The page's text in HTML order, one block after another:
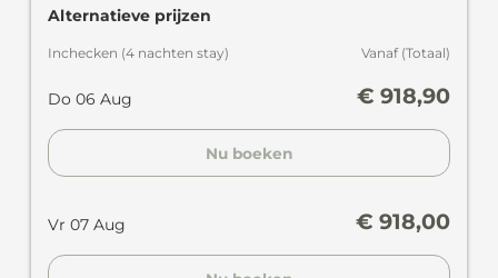
Alternatieve prijzen
Inchecken (4 nachten stay) Vanaf(Totaal)
Do 06 Aug € 918,90
Nu boeken
Vr 07 Aug € 918,00